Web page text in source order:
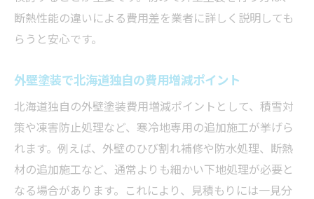
断熱性能の違いによる費用差を業者に詳しく説明しても
らうと安心です。
外壁塗装で北海道独自の費用増減ポイント
北海道独自の外壁塗装費用増減ポイントとして、積雪対
策や凍害防止処理など、寒冷地専用の追加施工が挙げら
れます。例えば、外壁のひび割れ補修や防水処理、断熱
材の追加施工など、通常よりも細かい下地処理が必要と
なる場合があります。これにより、見積もりには一見分